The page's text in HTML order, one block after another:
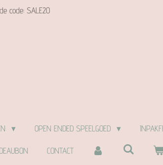
code: SALE20
OPEN ENDED SPEELGOED
CONTACT